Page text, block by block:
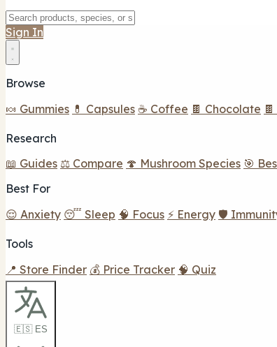
Sign In
Browse
🍬 Gummies 💊 Capsules ☕ Coffee 🍫 Chocolate
Research
📖 Guides ⚖️ Compare 🍄 Mushroom Species 🎯
Best For
😌 Anxiety 😴 Sleep 🧠 Focus ⚡ Energy 🛡️
Tools
📍 Store Finder 💰 Price Tracker 🧠 Quiz
🇪🇸 ES